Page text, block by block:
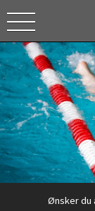
Tekstc
Tilmelding
sæson
2026/2027
4
Ønsker du